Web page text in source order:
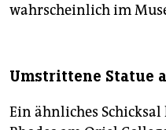
wahrscheinlich im
Umstrittene Statue
Ein ähnliches